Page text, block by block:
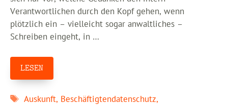
Verantwortlichen durch den Kopf gehen, wenn
plötzlich ein – vielleicht sogar anwaltliches –
Schreiben eingeht, in …
LESEN
Schlagwörter
Auskunft, Beschäftigtendatenschutz,